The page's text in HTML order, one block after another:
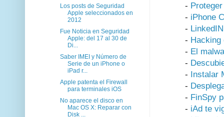
-
- iPhone
-
- Hacking
- El
-
- Instalar
-
- FinSpy
- iAd te
Los posts de Seguridad
Apple seleccionados en
2012
Fue Noticia en Seguridad
Apple: del 17 al 30 de
Di...
Saber IMEI y Número de
Serie de un iPhone o
iPad r...
Apple patenta el Firewall
para terminales iOS
No aparece el disco en
Mac OS X: Reparar con
Disk ...